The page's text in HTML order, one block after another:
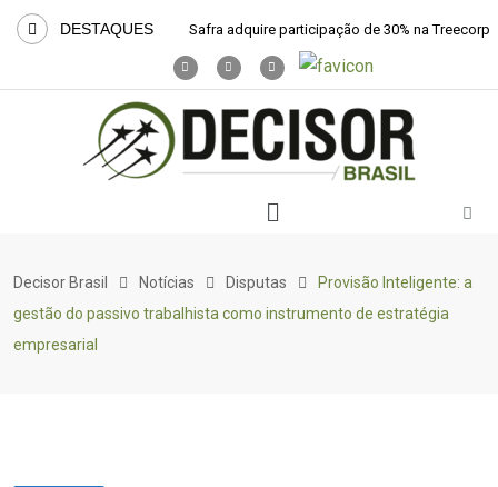
DESTAQUES Safra adquire participação de 30% na Treecorp
Decisor Brasil Notícias Disputas
Provisão Inteligente: a
gestão do passivo trabalhista como instrumento de estratégia
empresarial